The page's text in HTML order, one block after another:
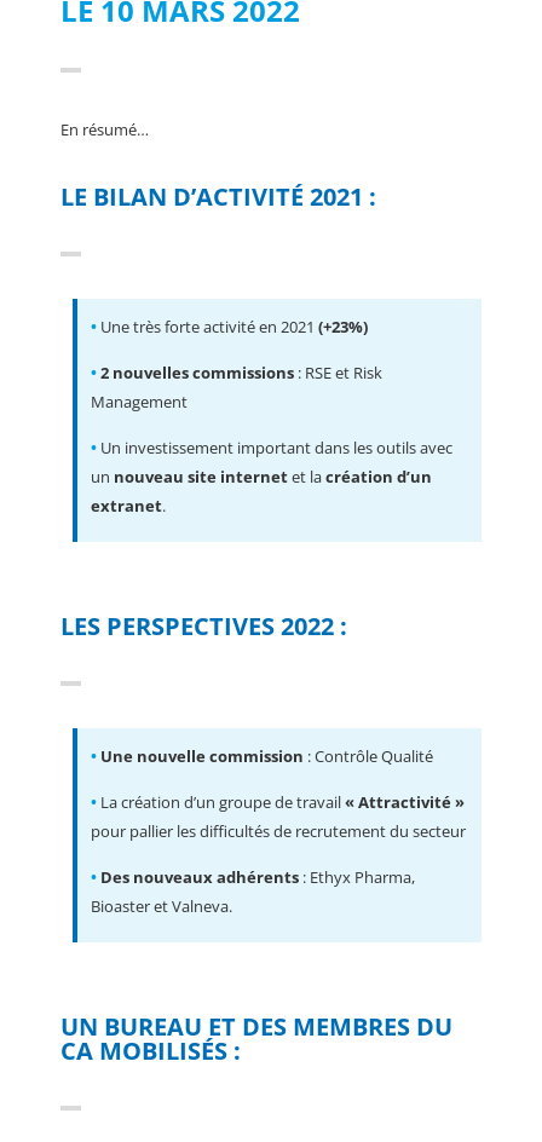
LE 10 MARS 2022
En résumé…
LE BILAN D’ACTIVITÉ 2021 :
• Une très forte activité en 2021 (+23%)
•2 nouvelles commissions: RSE et Risk
Management
• Un investissement important dans les outils avec
un nouveau site internetet lacréation d’un
extranet.
LES PERSPECTIVES 2022 :
• Une nouvelle commission : Contrôle Qualité
• La création d’un groupe de travail« Attractivité »
pour pallier les difficultés de recrutement du secteur
• Des nouveaux adhérents: Ethyx Pharma,
Bioaster et Valneva.
UN BUREAU ET DES MEMBRES DU
CA MOBILISÉS :